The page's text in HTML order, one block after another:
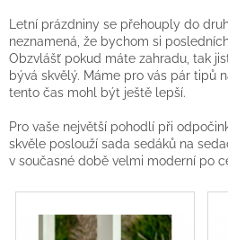
Letní prázdniny se přehouply do
neznamená, že bychom si
Obzvlášť pokud máte zahradu, tak
bývá skvělý. Máme pro vás pár tipů
tento čas mohl být ještě lepší.
Pro vaše největší pohodlí při
skvěle poslouží sada sedáků na
v současné době velmi moderní po